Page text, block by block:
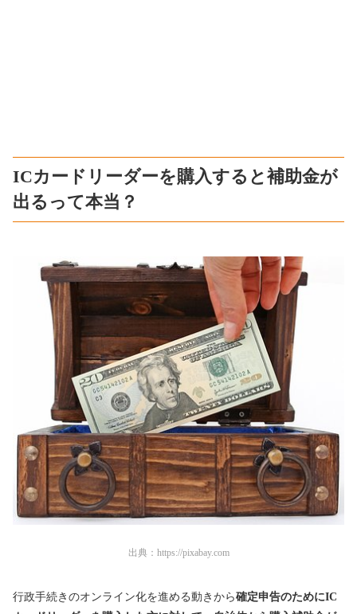
ICカードリーダーを購入すると補助金が
出るって本当？
出典： https://pixabay.com
行政手続きのオンライン化を進める動きから確定申告のためにIC